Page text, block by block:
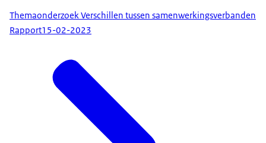
Themaonderzoek Verschillen tussen samenwerkingsverbanden
Rapport15-02-2023